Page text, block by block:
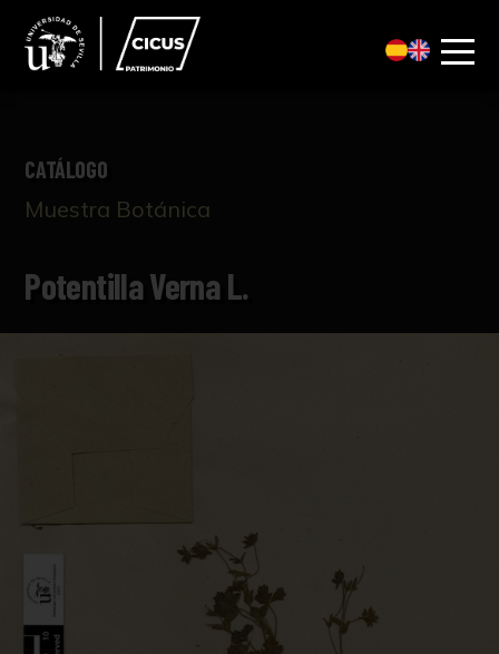
CATÁLOGO
Muestra Botánica
Potentilla Verna L.